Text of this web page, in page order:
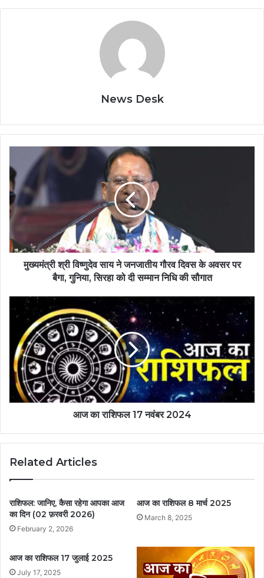
News Desk
मुख्यमंत्री श्री विष्णुदेव साय ने जनजातीय गौरव दिवस के अवसर पर
बैगा, गुनिया, सिरहा को दी सम्मान निधि की सौगात
आज का राशिफल 17 नवंबर 2024
Related Articles
राशिफल: जानिए, कैसा रहेगा आपका आज
का दिन (02 फ़रवरी 2026)
February 2, 2026
आज का राशिफल 8 मार्च 2025
March 8, 2025
आज का राशिफल 17 जुलाई 2025
July 17, 2025